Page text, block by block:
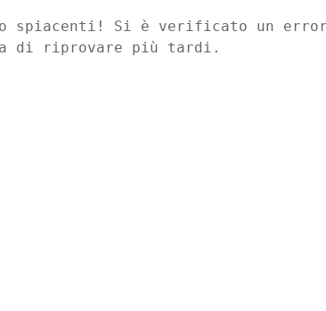
spiacenti! Si è verificato un
di riprovare più tardi.